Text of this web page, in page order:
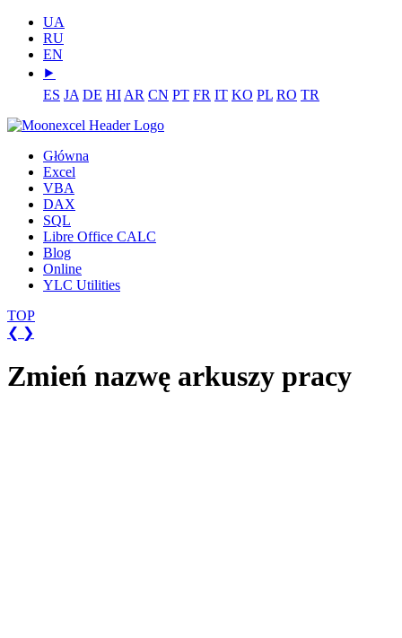
UA
RU
EN
⯈
ES JA DE HI AR CN PT FR IT KO PL RO TR
Główna
Excel
VBA
DAX
SQL
Libre Office CALC
Blog
Online
YLC Utilities
TOP
❮ ❯
Zmień nazwę arkuszy pracy